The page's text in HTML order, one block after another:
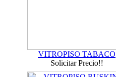
VITROPISO TABACO
Solicitar Precio!!